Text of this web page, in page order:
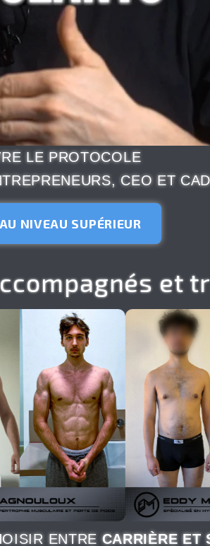
LE PROTOCOLE
CEO ET
NIVEAU SUPÉRIEUR
et
ENTRECARRIÈRE ET